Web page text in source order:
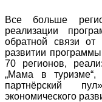
Все больше
реализации
обратной связи
развитии
70 регионов,
„Мама в туризме“,
партнёрский
экономического